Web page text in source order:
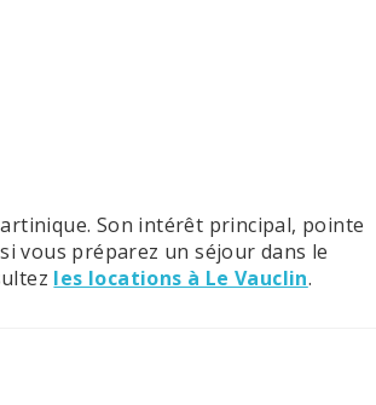
Son intérêt principal, pointe
vous préparez un séjour dans le
les locations à Le Vauclin.